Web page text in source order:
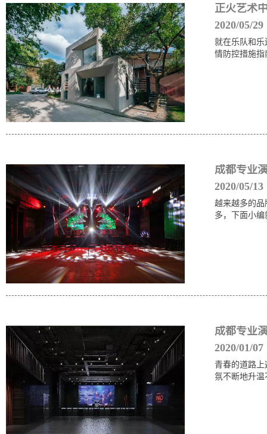
正火艺术
2020/05/29
就在乐队和乐
情防控措施
成都专业
2020/05/13
越来越多的
多，下面小
成都专业
2020/01/07
青春的道路
氛不断地升